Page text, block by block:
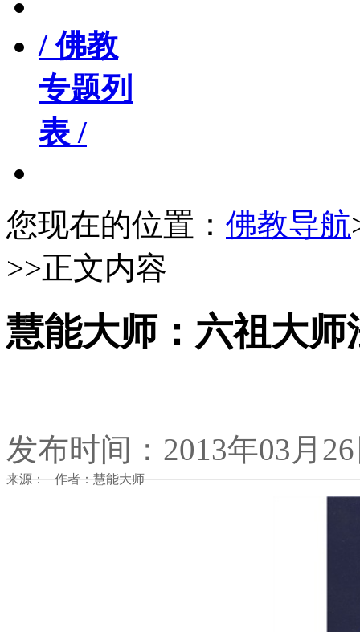
/ 佛教
专题列
表 /
您现在的位置： 佛教导航
>>正文内容
慧能大师：六祖大
发布时间：2013年03月
来源： 作者：慧能大师